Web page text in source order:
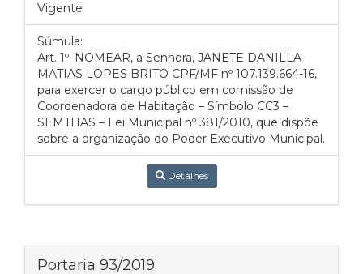
Vigente
Súmula:
Art. 1º. NOMEAR, a Senhora, JANETE DANILLA
MATIAS LOPES BRITO CPF/MF nº 107.139.664-16,
para exercer o cargo público em comissão de
Coordenadora de Habitação – Símbolo CC3 –
SEMTHAS – Lei Municipal nº 381/2010, que dispõe
sobre a organização do Poder Executivo Municipal.
Detalhes
Portaria 93/2019